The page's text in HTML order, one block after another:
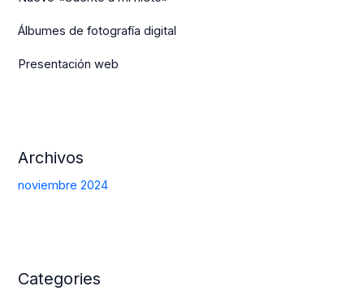
Álbumes de fotografía digital
Presentación web
Archivos
noviembre 2024
Categories